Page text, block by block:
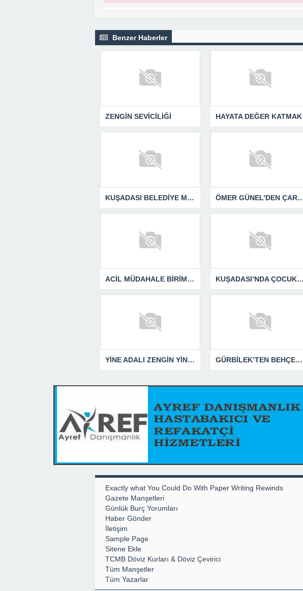
Benzer Haberler
ZENGİN SEVİCİLİĞİ HAYATA DEĞER KATMAK
YİNE ADALI ZENGİN YİNE BEN DEDİ GÜRBİLEK’TEN BEHÇET ALP’E SERT YANIT
Exactly what You Could Do With Paper Writing Rewinds
Gazete Manşetleri
Günlük Burç Yorumları
Haber Gönder
İletişim
Sample Page
Sitene Ekle
TCMB Döviz Kurları & Döviz Çevirici
Tüm Manşetler
Tüm Yazarlar